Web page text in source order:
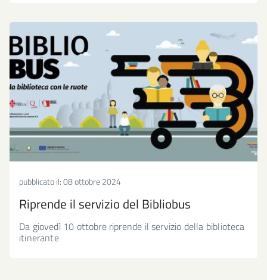
pubblicato il:08 ottobre 2024
Riprende il servizio del Bibliobus
Da giovedì 10 ottobre riprende il servizio della biblioteca
itinerante